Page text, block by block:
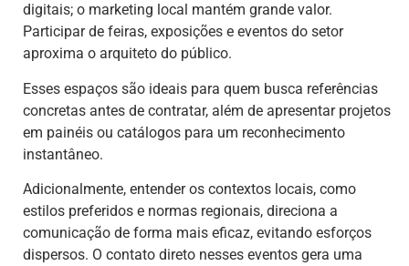
digitais; o marketing local mantém grande valor.
Participar de feiras, exposições e eventos do setor
aproxima o arquiteto do público.
Esses espaços são ideais para quem busca referências
concretas antes de contratar, além de apresentar projetos
em painéis ou catálogos para um reconhecimento
instantâneo.
Adicionalmente, entender os contextos locais, como
estilos preferidos e normas regionais, direciona a
comunicação de forma mais eficaz, evitando esforços
dispersos. O contato direto nesses eventos gera uma